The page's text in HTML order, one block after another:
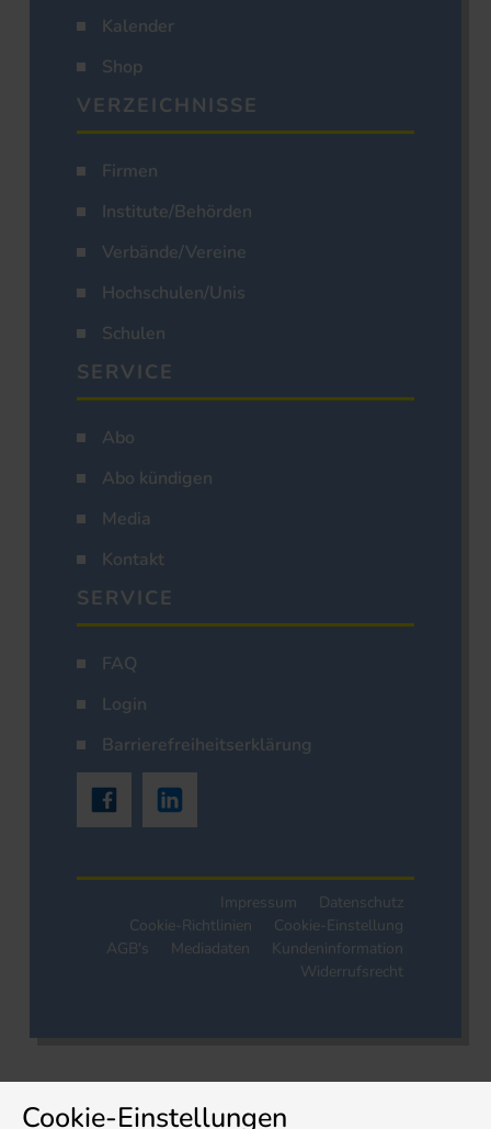
Kalender
Shop
VERZEICHNISSE
Firmen
Institute/Behörden
Verbände/Vereine
Hochschulen/Unis
Schulen
SERVICE
Abo
Abo kündigen
Media
Kontakt
SERVICE
FAQ
Login
Barrierefreiheitserklärung
Impressum
Datenschutz
Cookie-Richtlinien
Cookie-Einstellung
AGB's
Mediadaten
Kundeninformation
Widerrufsrecht
Cookie-Einstellungen